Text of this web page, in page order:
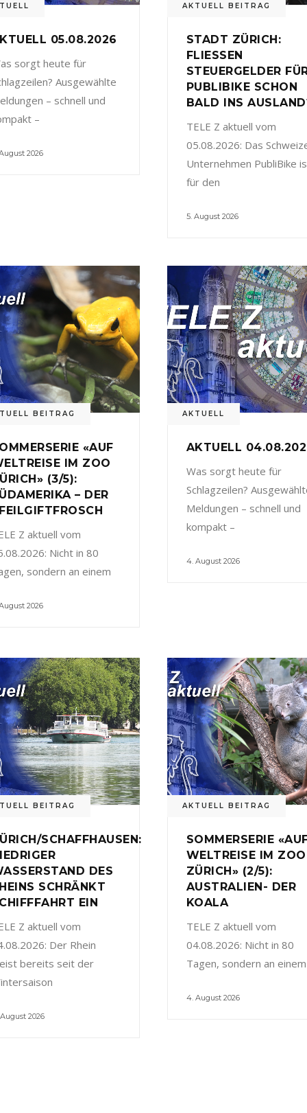
05.08.2026
sorgt heute für
Ausgewählte
– schnell und
–
2026
AKTUELL BEITRAG
STADT ZÜRICH:
FLIESSEN
STEUERGELDER
PUBLIBIKE SCHON
BALD INS
TELE Z aktuell vom
05.08.2026: Das
Unternehmen PubliBike
für den
5. August 2026
BEITRAG
«AUF
IM ZOO
(3/5):
– DER
Z aktuell vom
Nicht in 80
sondern an einem
2026
AKTUELL
AKTUELL
Was sorgt heute für
Schlagzeilen?
Meldungen – schnell und
kompakt –
4. August 2026
BEITRAG
SCHAFFHAUSEN:
DES
SCHRÄNKT
EIN
Z aktuell vom
Der Rhein
bereits seit der
2026
AKTUELL BEITRAG
SOMMERSERIE
WELTREISE IM ZOO
ZÜRICH» (2/5):
AUSTRALIEN- DER
KOALA
TELE Z aktuell vom
04.08.2026: Nicht in 80
Tagen, sondern an einem
4. August 2026